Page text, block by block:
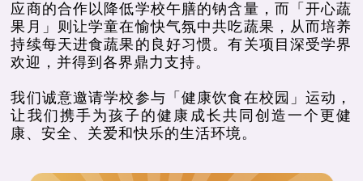
应商的合作以降低学校午膳的钠含量，而「开心蔬
果月」则让学童在愉快气氛中共吃蔬果，从而培养
持续每天进食蔬果的良好习惯。有关项目深受学界
欢迎，并得到各界鼎力支持。
我们诚意邀请学校参与「健康饮食在校园」运动，
让我们携手为孩子的健康成长共同创造一个更健
康、安全、关爱和快乐的生活环境。